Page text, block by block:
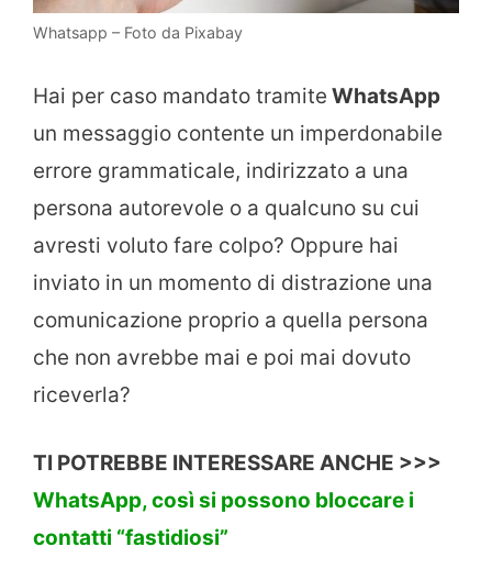
Whatsapp – Foto da Pixabay
Hai per caso mandato tramite WhatsApp
un messaggio contente un imperdonabile
errore grammaticale, indirizzato a una
persona autorevole o a qualcuno su cui
avresti voluto fare colpo? Oppure hai
inviato in un momento di distrazione una
comunicazione proprio a quella persona
che non avrebbe mai e poi mai dovuto
riceverla?
TI POTREBBE INTERESSARE ANCHE >>>
WhatsApp, così si possono bloccare i
contatti “fastidiosi”